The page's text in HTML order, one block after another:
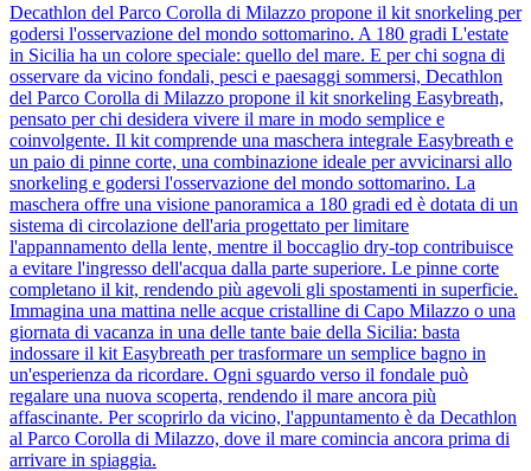
Decathlon del Parco Corolla di Milazzo propone il kit snorkeling per
godersi l'osservazione del mondo sottomarino. A 180 gradi L'estate
in Sicilia ha un colore speciale: quello del mare. E per chi sogna di
osservare da vicino fondali, pesci e paesaggi sommersi, Decathlon
del Parco Corolla di Milazzo propone il kit snorkeling Easybreath,
pensato per chi desidera vivere il mare in modo semplice e
coinvolgente. Il kit comprende una maschera integrale Easybreath e
un paio di pinne corte, una combinazione ideale per avvicinarsi allo
snorkeling e godersi l'osservazione del mondo sottomarino. La
maschera offre una visione panoramica a 180 gradi ed è dotata di un
sistema di circolazione dell'aria progettato per limitare
l'appannamento della lente, mentre il boccaglio dry-top contribuisce
a evitare l'ingresso dell'acqua dalla parte superiore. Le pinne corte
completano il kit, rendendo più agevoli gli spostamenti in superficie.
Immagina una mattina nelle acque cristalline di Capo Milazzo o una
giornata di vacanza in una delle tante baie della Sicilia: basta
indossare il kit Easybreath per trasformare un semplice bagno in
un'esperienza da ricordare. Ogni sguardo verso il fondale può
regalare una nuova scoperta, rendendo il mare ancora più
affascinante. Per scoprirlo da vicino, l'appuntamento è da Decathlon
al Parco Corolla di Milazzo, dove il mare comincia ancora prima di
arrivare in spiaggia.